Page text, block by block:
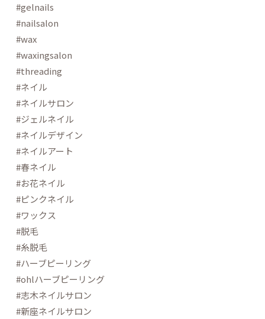
#gelnails
#nailsalon
#wax
#waxingsalon
#threading
#ネイル
#ネイルサロン
#ジェルネイル
#ネイルデザイン
#ネイルアート
#春ネイル
#お花ネイル
#ピンクネイル
#ワックス
#脱毛
#糸脱毛
#ハーブピーリング
#ohlハーブピーリング
#志木ネイルサロン
#新座ネイルサロン